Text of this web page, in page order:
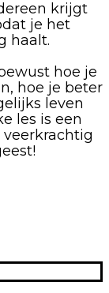
krijgt
je het
haalt.
hoe je
hoe je beter
leven
les is een